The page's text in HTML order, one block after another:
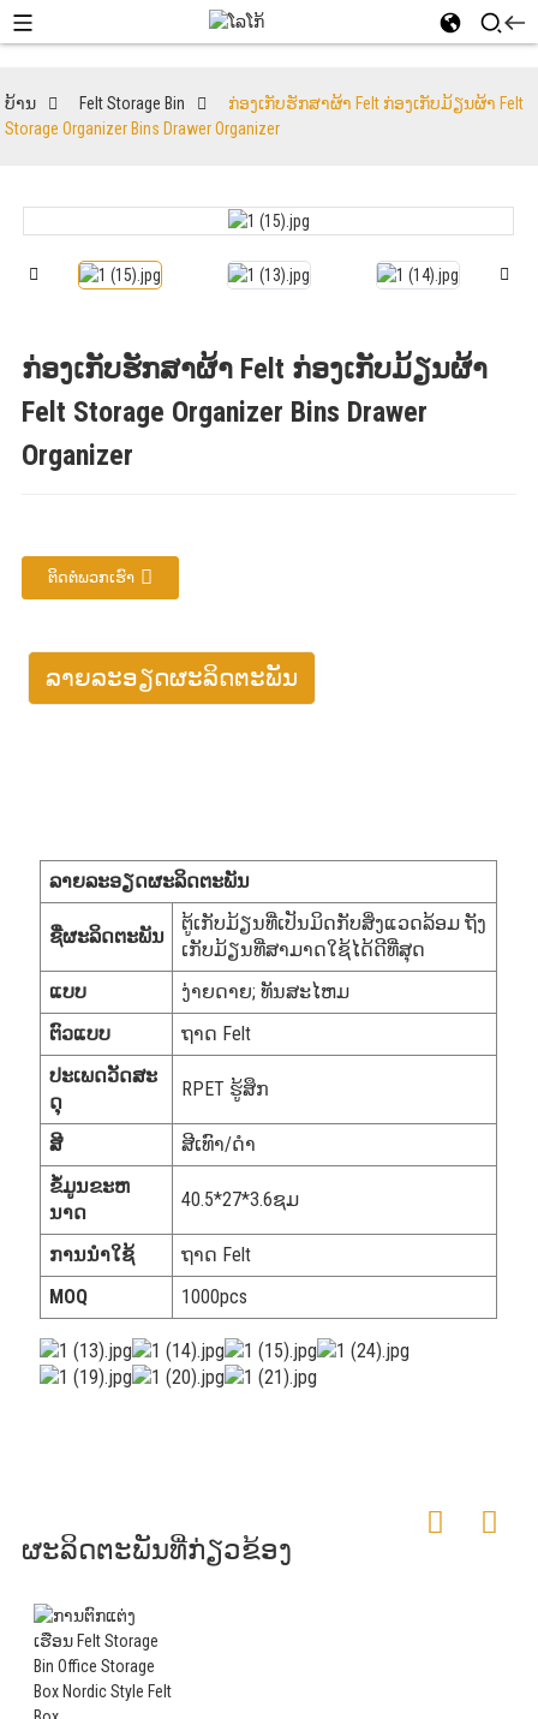
ບ້ານ Felt Storage Bin
ກ່ອງເກັບຮັກສາຜ້າ Felt ກ່ອງເກັບມ້ຽນຜ້າ Felt
Storage Organizer Bins Drawer Organizer
ກ່ອງເກັບຮັກສາຜ້າ Felt ກ່ອງເກັບມ້ຽນຜ້າ
Felt Storage Organizer Bins Drawer
Organizer
ຕິດຕໍ່ພວກເຮົາ
ລາຍລະອຽດຜະລິດຕະພັນ
ລາຍ​ລະ​ອຽດ​ຜະ​ລິດ​ຕະ​ພັນ
ຊື່ຜະລິດຕະພັນ
ຕູ້ເກັບມ້ຽນທີ່ເປັນມິດກັບສິ່ງແວດລ້ອມ ຖັງ
ເກັບມ້ຽນທີ່ສາມາດໃຊ້ໄດ້ດີທີ່ສຸດ
ແບບ
ງ່າຍດາຍ; ທັນສະໄຫມ
ຕົວແບບ
ຖາດ Felt
ປະເພດວັດສະ
ດຸ
RPET ຮູ້ສຶກ
ສີ
ສີເທົາ/ດຳ
ຂໍ້​ມູນ​ຂະ​ຫ
ນາດ​
40.5*27*3.6ຊມ
ການນໍາໃຊ້
ຖາດ Felt
MOQ
1000pcs
ຜະລິດຕະພັນທີ່ກ່ຽວຂ້ອງ